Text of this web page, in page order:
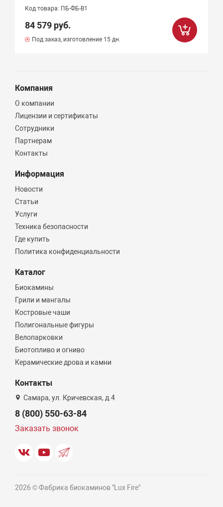
Код товара: ПБ-ФБ-В1
84 579 руб.
Под заказ, изготовление 15 дн.
Компания
О компании
Лицензии и сертификаты
Сотрудники
Партнерам
Контакты
Информация
Новости
Статьи
Услуги
Техника безопасности
Где купить
Политика конфиденциальности
Каталог
Биокамины
Грили и мангалы
Костровые чаши
Полигональные фигуры
Велопарковки
Биотопливо и огниво
Керамические дрова и камни
Контакты
Самара, ул. Кричевская, д.4
8 (800) 550-63-84
Заказать звонок
2026 © Фабрика биокаминов "Lux Fire"